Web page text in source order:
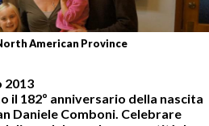
American Province
2013
il 182º anniversario della nascita
Daniele Comboni. Celebrare